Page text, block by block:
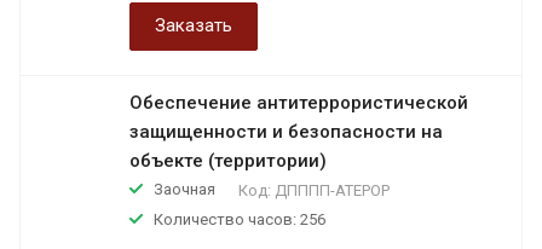
Заказать
Обеспечение антитеррористической
защищенности и безопасности на
объекте (территории)
Заочная Код: ДПППП-АТЕРОР
Количество часов: 256